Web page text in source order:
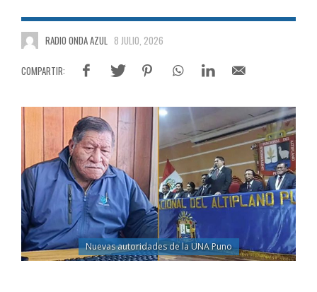
RADIO ONDA AZUL 8 JULIO, 2026
Nuevas autoridades de la UNA Puno